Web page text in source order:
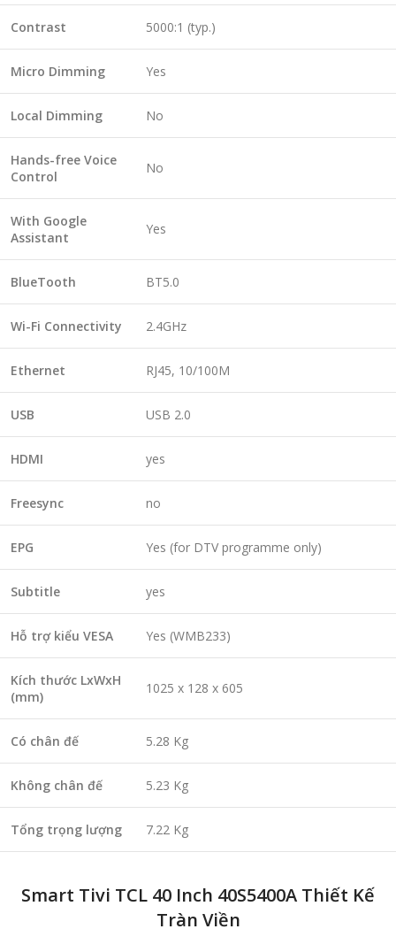
Contrast 5000:1 (typ.)
Micro Dimming Yes
Local Dimming No
Hands-free Voice
Control
No
With Google
Assistant
Yes
BlueTooth BT5.0
Wi-Fi Connectivity 2.4GHz
Ethernet RJ45, 10/100M
USB USB 2.0
HDMI yes
Freesync no
EPG Yes (for DTV programme only)
Subtitle yes
Hỗ trợ kiểu VESA Yes (WMB233)
Kích thước LxWxH
(mm)
1025 x 128 x 605
Có chân đế 5.28 Kg
Không chân đế 5.23 Kg
Tổng trọng lượng 7.22 Kg
Smart Tivi TCL 40 Inch 40S5400A Thiết Kế
Tràn Viền